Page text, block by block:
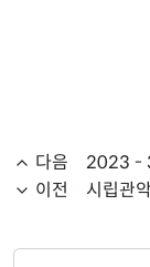
다음
2023 -
이전
시립관